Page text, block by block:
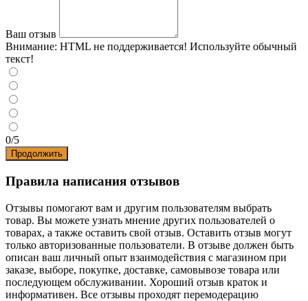
Ваш отзыв
Внимание: HTML не поддерживается! Используйте обычный
текст!
0/5
Продолжить
Правила написания отзывов
Отзывы помогают вам и другим пользователям выбрать
товар. Вы можете узнать мнение других пользователей о
товарах, а также оставить свой отзыв. Оставить отзыв могут
только авторизованные пользователи. В отзыве должен быть
описан ваш личный опыт взаимодействия с магазином при
заказе, выборе, покупке, доставке, самовывозе товара или
последующем обслуживании. Хороший отзыв краток и
информативен. Все отзывы проходят перемодерацию